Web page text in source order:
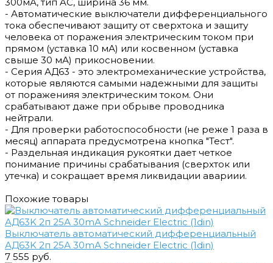
- Автоматические выключатели дифференциального
тока обеспечивают защиту от сверхтока и защиту
человека от поражения электрическим током при
прямом (уставка 10 мА) или косвенном (уставка
свыше 30 мА) прикосновении.
- Серия АД63 - это электромеханические устройства,
которые являются самыми надежными для защиты
от пораженияя электрическим током. Они
срабатывают даже при обрыве проводника
нейтрали.
- Для проверки работоспособности (не реже 1 раза в
месяц) аппарата предусмотрена кнопка "Тест".
- Раздельная индикация рукоятки дает четкое
понимание причины срабатывания (сверхток или
утечка) и сокращает время ликвидации авариии.
Похожие товары
Выключатель автоматический дифференциальный
АД63K 2п 25А 30mА Schneider Electric (1din)
7 555 руб.